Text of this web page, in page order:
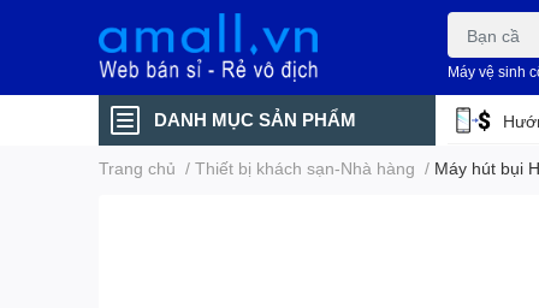
Máy vệ sinh
DANH MỤC SẢN PHẨM
Trang chủ / Thiết bị khách sạn-Nhà hàng / Máy hút bụi